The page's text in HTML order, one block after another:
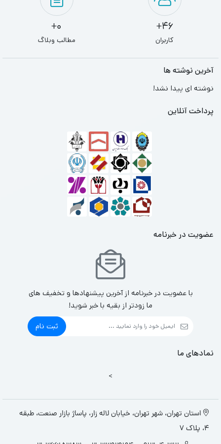
46+
کاربران
0+
مطالب وبلاگ
آخرین نوشته ها
نوشته ای پیدا نشد!
پرداخت آنلاین
عضویت در خبرنامه
با عضویت در خبرنامه از آخرین پیشنهادها و تخفیف های
ما زودتر از بقیه با خبر شوید!
ثبت نام
نمادهای ما
>
استان تهران، شهر تهران، خیابان لاله زار، پاساژ بازار صنعت، طبقه
4، پلاک 7